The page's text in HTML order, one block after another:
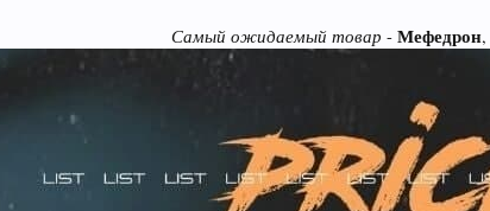
Самый ожидаемый товар - Мефедрон,